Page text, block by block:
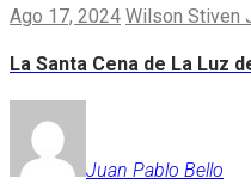
Ago 17, 2024 Wilson Stiven
La Santa Cena de La Luz
Juan Pablo Bello